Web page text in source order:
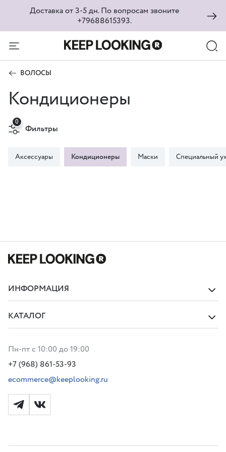
Доставка от 3-5 дн. По вопросам звоните
+79688615393.
ВОЛОСЫ
Кондиционеры
Фильтры
0
Аксессуары Кондиционеры Маски Специальный
ИНФОРМАЦИЯ
КАТАЛОГ
Пн-пт с 10:00 до 19:00
+7 (968) 861-53-93
ecommerce@keeplooking.ru